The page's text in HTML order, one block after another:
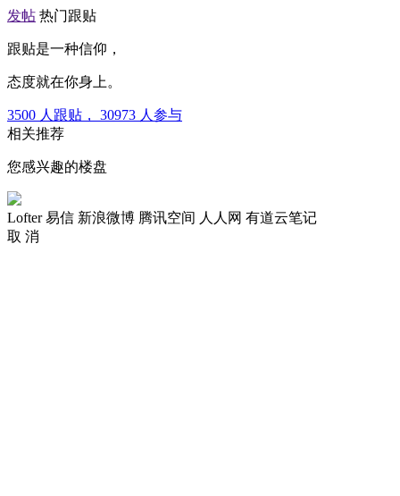
发帖 热门跟贴
跟贴是一种信仰，
态度就在你身上。
3500 人跟贴， 30973 人参与
相关推荐
您感兴趣的楼盘
Lofter 易信 新浪微博 腾讯空间 人人网 有道云笔记
取 消